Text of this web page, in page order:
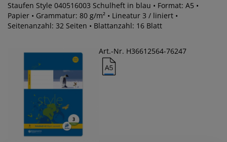
Staufen Style 040516003 Schulheft in blau • Format: A5 •
Papier • Grammatur: 80 g/m² • Lineatur 3 / liniert •
Seitenanzahl: 32 Seiten • Blattanzahl: 16 Blatt
Art.-Nr. H36612564-76247